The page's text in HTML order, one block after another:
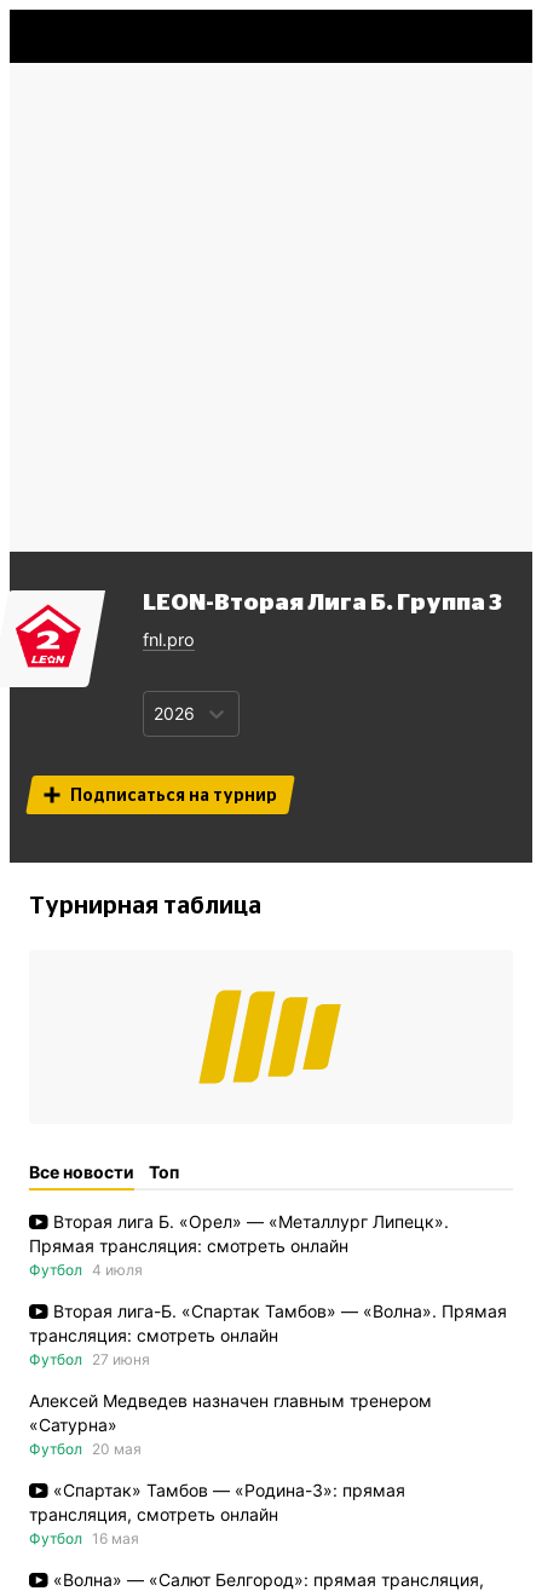
LEON-Вторая Лига Б. Группа 3
fnl.pro
2026
Подписаться на турнир
Турнирная таблица
Все новости Топ
Вторая лига Б. «Орел» — «Металлург Липецк».
Прямая трансляция: смотреть онлайн
Футбол 4 июля
Вторая лига-Б. «Спартак Тамбов» — «Волна». Прямая
трансляция: смотреть онлайн
Футбол 27 июня
Алексей Медведев назначен главным тренером
«Сатурна»
Футбол 20 мая
«Спартак» Тамбов — «Родина-3»: прямая
трансляция, смотреть онлайн
Футбол 16 мая
«Волна» — «Салют Белгород»: прямая трансляция,